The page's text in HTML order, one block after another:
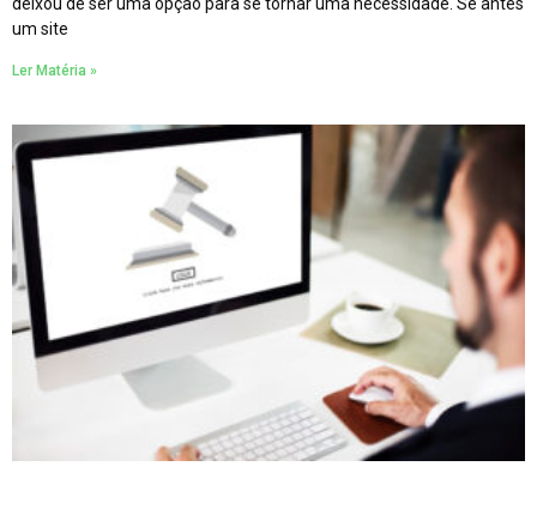
deixou de ser uma opção para se tornar uma necessidade. Se antes
um site
Ler Matéria »